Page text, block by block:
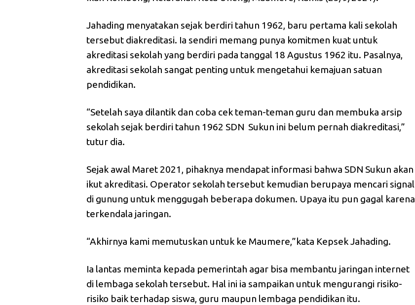
Jahading menyatakan sejak berdiri tahun 1962, baru pertama kali sekolah
tersebut diakreditasi. Ia sendiri memang punya komitmen kuat untuk
akreditasi sekolah yang berdiri pada tanggal 18 Agustus 1962 itu. Pasalnya,
akreditasi sekolah sangat penting untuk mengetahui kemajuan satuan
pendidikan.
“Setelah saya dilantik dan coba cek teman-teman guru dan membuka arsip
sekolah sejak berdiri tahun 1962 SDN Sukun ini belum pernah diakreditasi,”
tutur dia.
Sejak awal Maret 2021, pihaknya mendapat informasi bahwa SDN Sukun akan
ikut akreditasi. Operator sekolah tersebut kemudian berupaya mencari signal
di gunung untuk menggugah beberapa dokumen. Upaya itu pun gagal karena
terkendala jaringan.
“Akhirnya kami memutuskan untuk ke Maumere,”kata Kepsek Jahading.
Ia lantas meminta kepada pemerintah agar bisa membantu jaringan internet
di lembaga sekolah tersebut. Hal ini ia sampaikan untuk mengurangi risiko-
risiko baik terhadap siswa, guru maupun lembaga pendidikan itu.